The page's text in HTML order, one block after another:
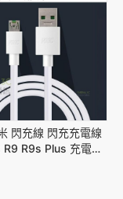
閃充線 閃充充電線
R9 R9s Plus 充電